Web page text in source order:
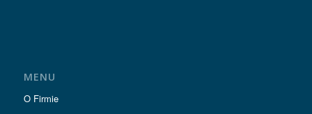
MENU
O Firmie